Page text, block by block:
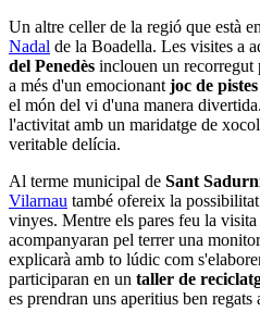
Un altre celler de la regió que està
Nadal de la Boadella. Les visites a
del Penedès inclouen un recorregut
a més d'un emocionant joc de pistes
el món del vi d'una manera
l'activitat amb un maridatge de
veritable delícia.
Al terme municipal de Sant
Vilarnau també ofereix la
vinyes. Mentre els pares feu la
acompanyaran pel terrer una
explicarà amb to lúdic com
participaran en un taller de
es prendran uns aperitius ben